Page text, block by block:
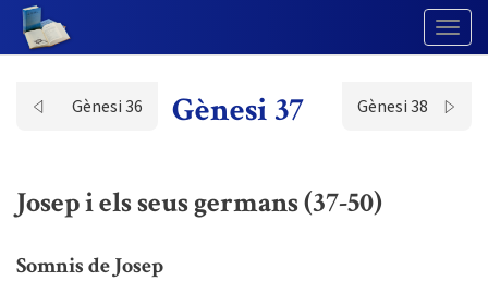
Gènesi 36 Gènesi 37 Gènesi 38
Josep i els seus germans (37-50)
Somnis de Josep